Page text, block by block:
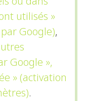
utilisés »
Google),
Google »,
» (activation
.